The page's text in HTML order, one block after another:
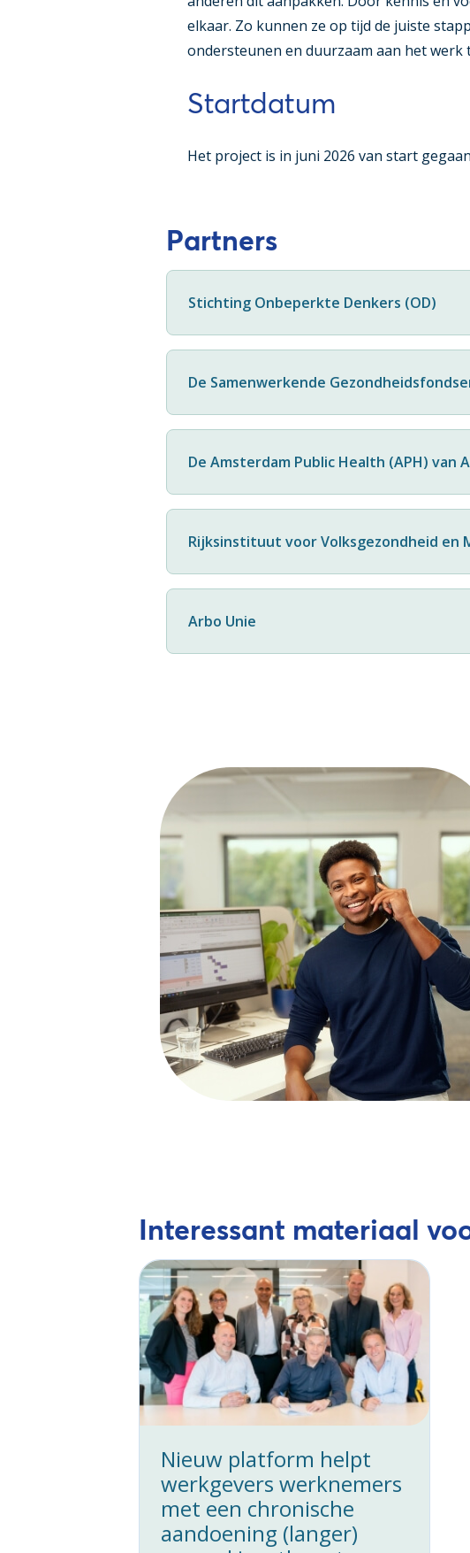
elkaar. Zo kunnen ze op tijd de juiste
ondersteunen en duurzaam aan het werk
Startdatum
Het project is in juni 2026 van start
Partners
Stichting Onbeperkte Denkers (OD)
De Samenwerkende
De Amsterdam Public Health (APH) van
Rijksinstituut voor Volksgezondheid en
Arbo Unie
Interessant materiaal
Nieuw platform helpt
werkgevers werknemers
met een chronische
aandoening (langer)